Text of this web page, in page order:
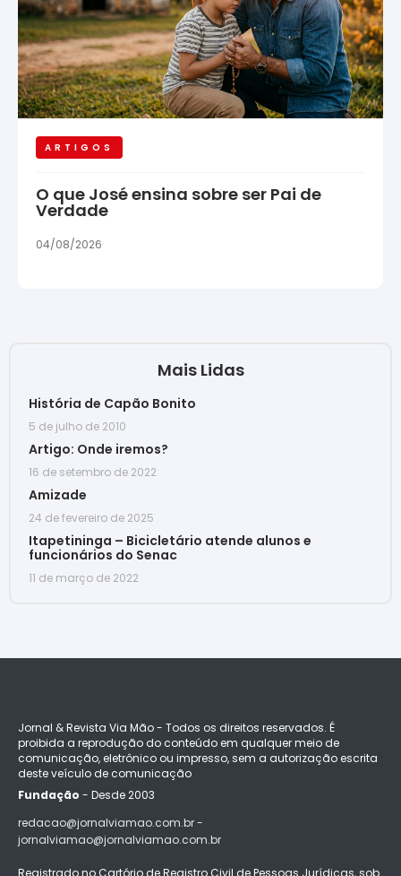
ARTIGOS
O que José ensina sobre ser Pai de
Verdade
04/08/2026
Mais Lidas
História de Capão Bonito
5 de julho de 2010
Artigo: Onde iremos?
16 de setembro de 2022
Amizade
24 de fevereiro de 2025
Itapetininga – Bicicletário atende alunos e
funcionários do Senac
11 de março de 2022
Jornal & Revista Via Mão - Todos os direitos reservados. É
proibida a reprodução do conteúdo em qualquer meio de
comunicação, eletrônico ou impresso, sem a autorização escrita
deste veículo de comunicação
Fundação - Desde 2003
redacao@jornalviamao.com.br -
jornalviamao@jornalviamao.com.br